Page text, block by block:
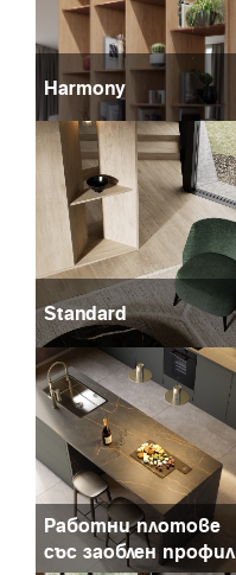
Harmony
Standard
Работни плотове
със заоблен профил